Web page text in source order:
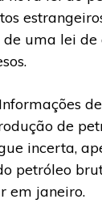
de uma lei
de
incerta,
petróleo
em janeiro.